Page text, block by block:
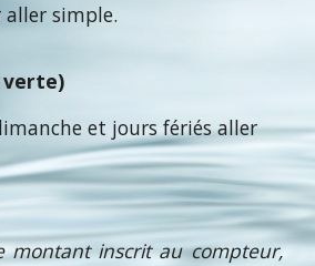
aller simple.
verte)
et jours fériés aller
montant inscrit au compteur,